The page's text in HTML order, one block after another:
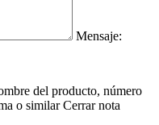
Mensaje:
del producto, número
o similar Cerrar nota